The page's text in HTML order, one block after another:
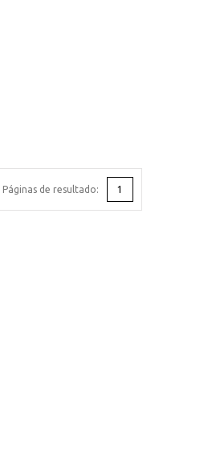
1
Páginas de resultado: